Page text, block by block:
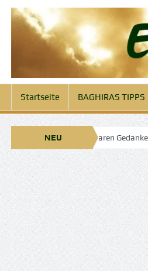
Startseite BAGHIRAS TIPPS
NEU
2025: Engel der klaren Gedanken